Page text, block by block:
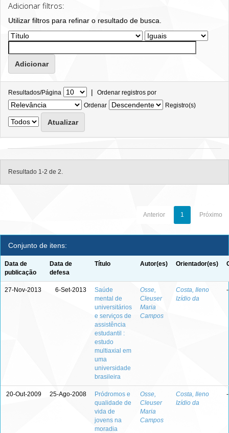
Adicionar filtros:
Utilizar filtros para refinar o resultado de busca.
Resultados/Página | Ordenar registros por
Ordenar
Registro(s)
Resultado 1-2 de 2.
Anterior 1 Próximo
Conjunto de itens:
Data de
publicação
Data de
defesa
Título Autor(es) Orientador(es)
27-Nov-2013 6-Set-2013
Saúde
mental de
universitários
e serviços de
assistência
estudantil :
estudo
multiaxial em
uma
universidade
brasileira
Osse,
Cleuser
Maria
Campos
Costa, Ileno
Izídio da
-
20-Out-2009 25-Ago-2008
Pródromos e
qualidade de
vida de
jovens na
moradia
Osse,
Cleuser
Maria
Campos
Costa, Ileno
Izídio da
-